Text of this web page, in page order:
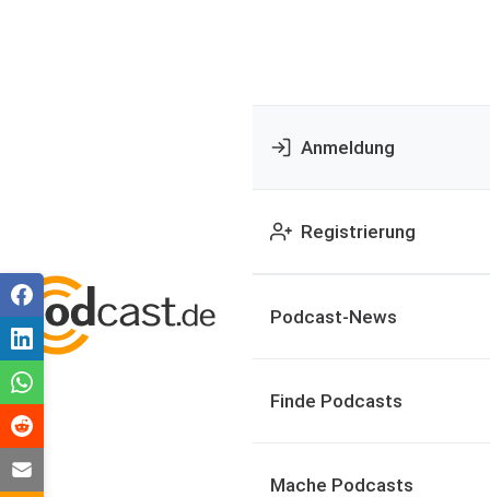
Anmeldung
Registrierung
Podcast-News
Finde Podcasts
Mache Podcasts